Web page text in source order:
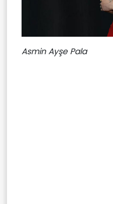
Asmin Ayşe Pala